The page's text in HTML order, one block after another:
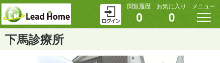
閲覧履歴
0
お気に入り
0
メニュー
下馬診療所